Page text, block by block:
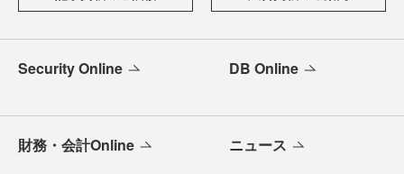
Security Online DB Online
財務・会計Online ニュース